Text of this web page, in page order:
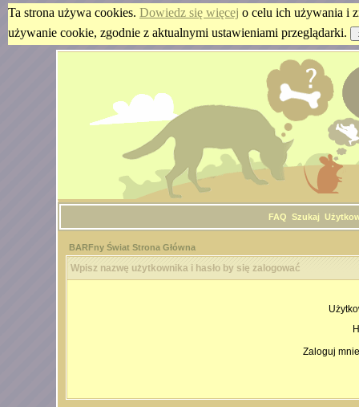
Ta strona używa cookies. Dowiedz się więcej o celu ich używania i
używanie cookie, zgodnie z aktualnymi ustawieniami przeglądarki.
FAQ Szukaj
BARFny Świat Strona Główna
Wpisz nazwę użytkownika i hasło by się zalogować
Zaloguj